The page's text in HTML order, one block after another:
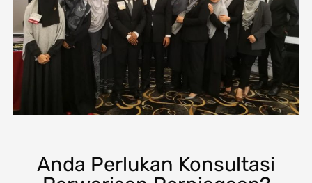
Anda Perlukan Konsultasi